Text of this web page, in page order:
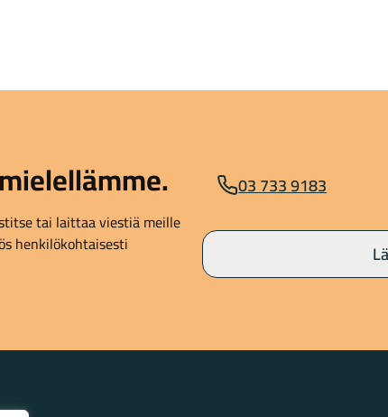
tai laittaa viestiä meille
henkilökohtaisesti
03 733 9183